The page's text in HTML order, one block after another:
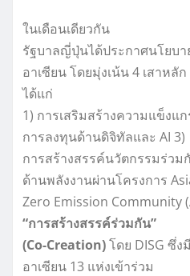
ในเดือนเดียวกัน
รัฐบาลญี่ปุ่นได้ประกาศนโยบ
อาเซียน โดยมุ่งเน้น 4 เสาหลัก
ได้แก่
1) การเสริมสร้างความแข็งแ
การลงทุนด้านดิจิทัลและ AI 3)
การสร้างสรรค์นวัตกรรมร่วม
ด้านพลังงานผ่านโครงการ
Zero Emission Community
“การสร้างสรรค์ร่วมกัน”
(Co-Creation)โดย DISG ซึ่ง
อาเซียน 13 แห่งเข้าร่วม